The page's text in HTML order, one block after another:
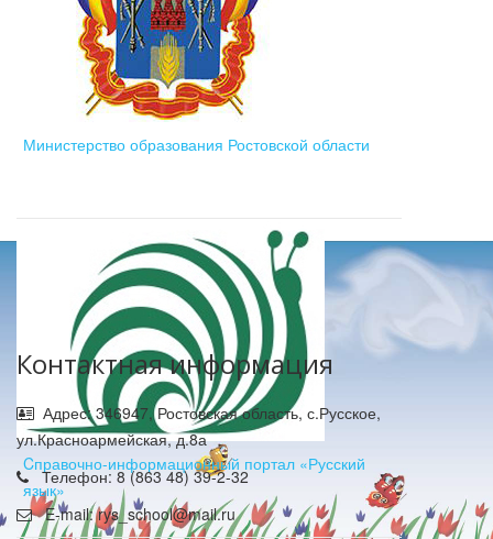
Министерство образования Ростовской области
Cправочно-информационный портал «Русский
язык»
Контактная информация
Адрес: 346947, Ростовская область, с.Русское,
ул.Красноармейская, д.8а
Телефон: 8 (863 48) 39-2-32
E-mail: rys_school@mail.ru